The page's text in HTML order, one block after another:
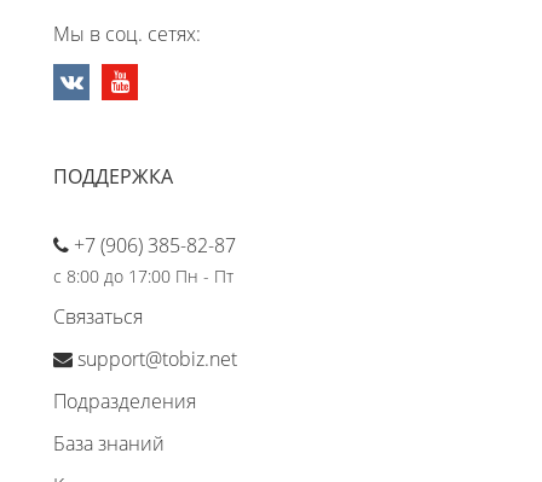
Мы в соц. сетях:
ПОДДЕРЖКА
+7 (906) 385-82-87
с 8:00 до 17:00 Пн - Пт
Связаться
support@tobiz.net
Подразделения
База знаний